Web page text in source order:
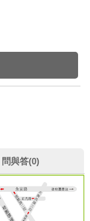
問與答(0)